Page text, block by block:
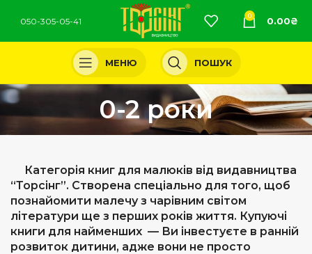
050-305-05-41
0 0.00₴
МЕНЮ ПОШУК
0-2 роки
Категорія книг для малюків від видавництва
“Торсінг”. Створена спеціально для того, щоб
познайомити малечу з чарівним світом
літератури ще з перших років життя. Купуючі
книги для найменших — Ви інвестуєте в ранній
розвиток дитини, адже вони не просто